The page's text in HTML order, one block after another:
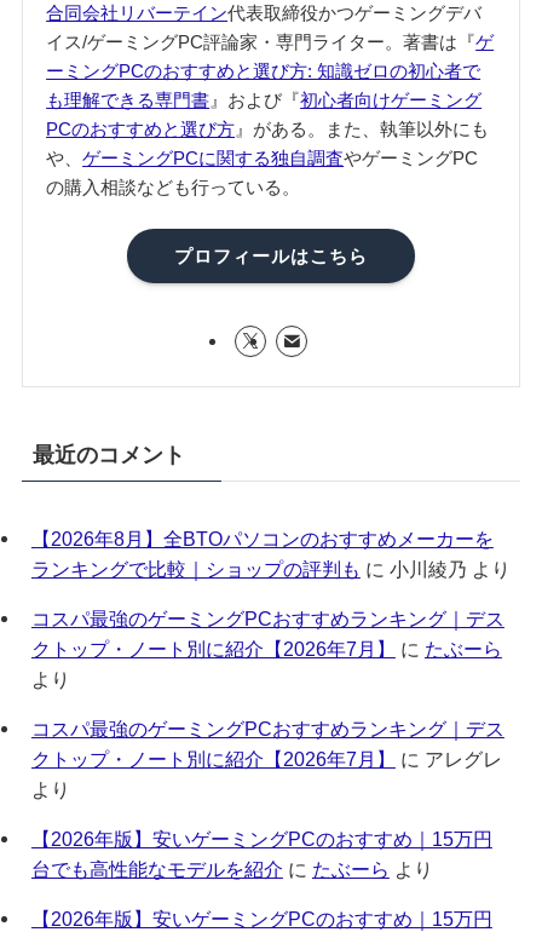
合同会社リバーテイン代表取締役かつゲーミングデバ
イス/ゲーミングPC評論家・専門ライター。著書は『ゲ
ーミングPCのおすすめと選び方: 知識ゼロの初心者で
も理解できる専門書 』および『初心者向けゲーミング
PCのおすすめと選び方 』がある。また、執筆以外にも
や、ゲーミングPCに関する独自調査やゲーミングPC
の購入相談なども行っている。
プロフィールはこちら
最近のコメント
【2026年8月】全BTOパソコンのおすすめメーカーを
ランキングで比較｜ショップの評判も に 小川綾乃 より
コスパ最強のゲーミングPCおすすめランキング｜デス
クトップ・ノート別に紹介【2026年7月】
に たぶーら
より
コスパ最強のゲーミングPCおすすめランキング｜デス
クトップ・ノート別に紹介【2026年7月】
に アレグレ
より
【2026年版】安いゲーミングPCのおすすめ｜15万円
台でも高性能なモデルを紹介 に たぶーら より
【2026年版】安いゲーミングPCのおすすめ｜15万円